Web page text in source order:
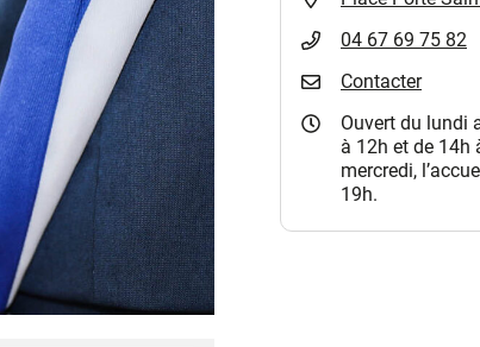
04 67 69 75 82
Contacter
Ouvert du lundi
à 12h et de 14h
mercredi,
19h.